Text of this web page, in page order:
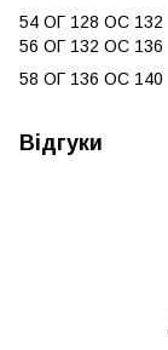
54 ОГ 128 ОС 132
56 ОГ 132 ОС 136
58 ОГ 136 ОС 140
Відгуки